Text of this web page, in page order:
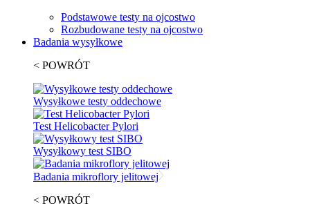
Podstawowe testy na ojcostwo
Rozbudowane testy na ojcostwo
Badania wysyłkowe
< POWRÓT
Wysyłkowe testy oddechowe
Test Helicobacter Pylori
Wysyłkowy test SIBO
Badania mikroflory jelitowej
< POWRÓT